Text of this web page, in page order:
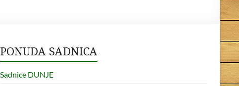
PONUDA SADNICA
Sadnice DUNJE